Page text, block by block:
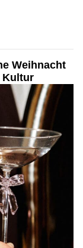
Weihnacht
Kultur